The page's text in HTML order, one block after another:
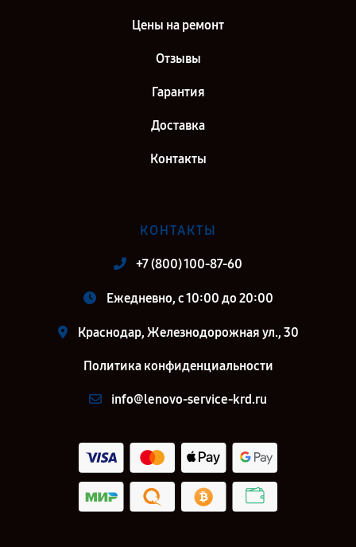
Цены на ремонт
Отзывы
Гарантия
Доставка
Контакты
КОНТАКТЫ
+7 (800) 100-87-60
Ежедневно, с 10:00 до 20:00
Краснодар, Железнодорожная ул., 30
Политика конфиденциальности
info@lenovo-service-krd.ru